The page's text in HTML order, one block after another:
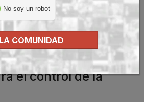
el control de la
No soy un robot
COMUNIDAD